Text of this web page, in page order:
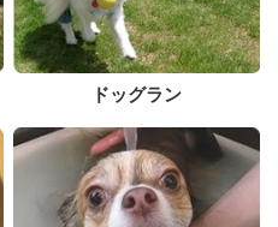
ドッグラン